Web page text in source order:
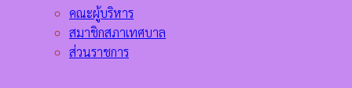
คณะผู้บริหาร
สมาชิกสภาเทศบาล
ส่วนราชการ